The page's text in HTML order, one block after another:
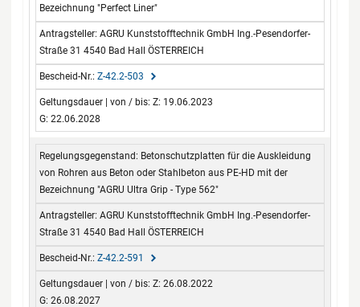
Bezeichnung "Perfect Liner"
AGRU Kunststofftechnik GmbH Ing.-Pesendorfer-
Straße 31 4540 Bad Hall ÖSTERREICH
Z-42.2-503
Z: 19.06.2023
G: 22.06.2028
Betonschutzplatten für die Auskleidung
von Rohren aus Beton oder Stahlbeton aus PE-HD mit der
Bezeichnung "AGRU Ultra Grip - Type 562"
AGRU Kunststofftechnik GmbH Ing.-Pesendorfer-
Straße 31 4540 Bad Hall ÖSTERREICH
Z-42.2-591
Z: 26.08.2022
G: 26.08.2027